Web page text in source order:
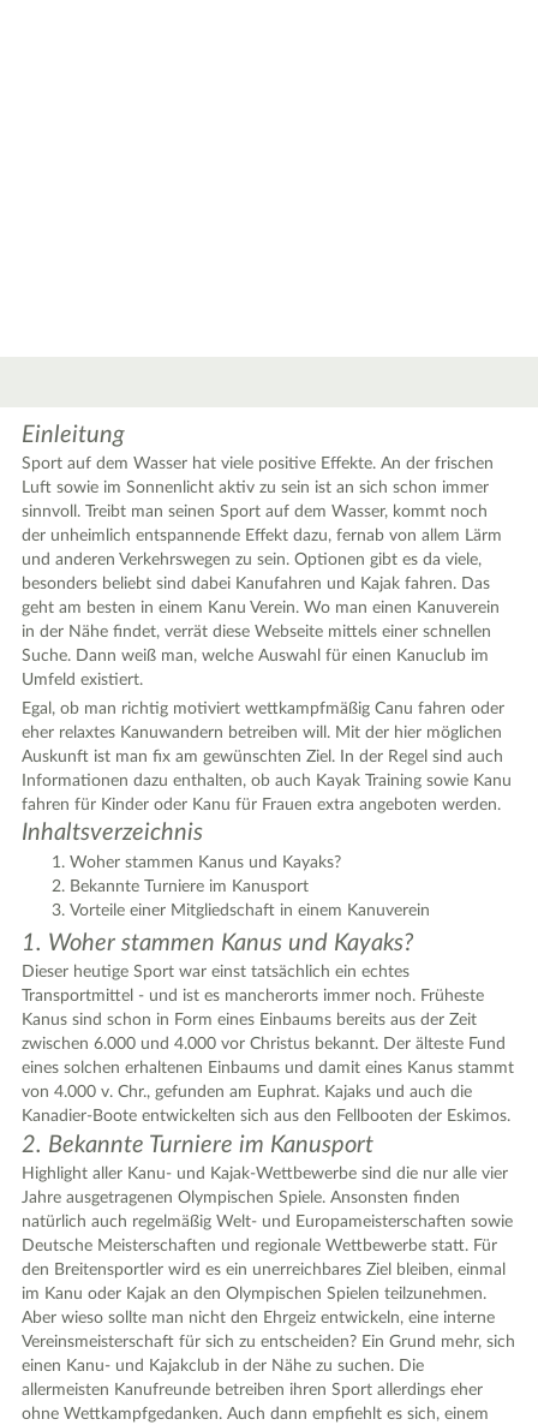
Leaflet |© OpenStreetMap contributors ♥,tiles generated by protomaps,Protomaps ©
OpenStreetMap
Einleitung
Sport auf dem Wasser hat viele positive Effekte. An der frischen
Luft sowie im Sonnenlicht aktiv zu sein ist an sich schon immer
sinnvoll. Treibt man seinen Sport auf dem Wasser, kommt noch
der unheimlich entspannende Effekt dazu, fernab von allem Lärm
und anderen Verkehrswegen zu sein. Optionen gibt es da viele,
besonders beliebt sind dabei Kanufahren und Kajak fahren. Das
geht am besten in einem Kanu Verein. Wo man einen Kanuverein
in der Nähe findet, verrät diese Webseite mittels einer schnellen
Suche. Dann weiß man, welche Auswahl für einen Kanuclub im
Umfeld existiert.
Egal, ob man richtig motiviert wettkampfmäßig Canu fahren oder
eher relaxtes Kanuwandern betreiben will. Mit der hier möglichen
Auskunft ist man fix am gewünschten Ziel. In der Regel sind auch
Informationen dazu enthalten, ob auch Kayak Training sowie Kanu
fahren für Kinder oder Kanu für Frauen extra angeboten werden.
Inhaltsverzeichnis
Woher stammen Kanus und Kayaks?
Bekannte Turniere im Kanusport
Vorteile einer Mitgliedschaft in einem Kanuverein
1. Woher stammen Kanus und Kayaks?
Dieser heutige Sport war einst tatsächlich ein echtes
Transportmittel - und ist es mancherorts immer noch. Früheste
Kanus sind schon in Form eines Einbaums bereits aus der Zeit
zwischen 6.000 und 4.000 vor Christus bekannt. Der älteste Fund
eines solchen erhaltenen Einbaums und damit eines Kanus stammt
von 4.000 v. Chr., gefunden am Euphrat. Kajaks und auch die
Kanadier-Boote entwickelten sich aus den Fellbooten der Eskimos.
2. Bekannte Turniere im Kanusport
Highlight aller Kanu- und Kajak-Wettbewerbe sind die nur alle vier
Jahre ausgetragenen Olympischen Spiele. Ansonsten finden
natürlich auch regelmäßig Welt- und Europameisterschaften sowie
Deutsche Meisterschaften und regionale Wettbewerbe statt. Für
den Breitensportler wird es ein unerreichbares Ziel bleiben, einmal
im Kanu oder Kajak an den Olympischen Spielen teilzunehmen.
Aber wieso sollte man nicht den Ehrgeiz entwickeln, eine interne
Vereinsmeisterschaft für sich zu entscheiden? Ein Grund mehr, sich
einen Kanu- und Kajakclub in der Nähe zu suchen. Die
allermeisten Kanufreunde betreiben ihren Sport allerdings eher
ohne Wettkampfgedanken. Auch dann empfiehlt es sich, einem